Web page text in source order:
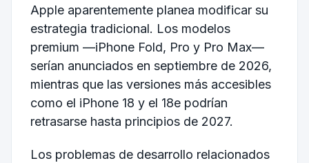
Apple aparentemente planea modificar su
estrategia tradicional. Los modelos
premium —iPhone Fold, Pro y Pro Max—
serían anunciados en septiembre de 2026,
mientras que las versiones más accesibles
como el iPhone 18 y el 18e podrían
retrasarse hasta principios de 2027.
Los problemas de desarrollo relacionados